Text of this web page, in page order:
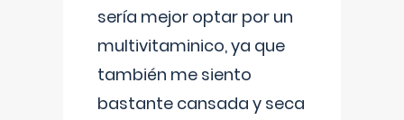
sería mejor optar por un
multivitaminico, ya que
también me siento
bastante cansada y seca